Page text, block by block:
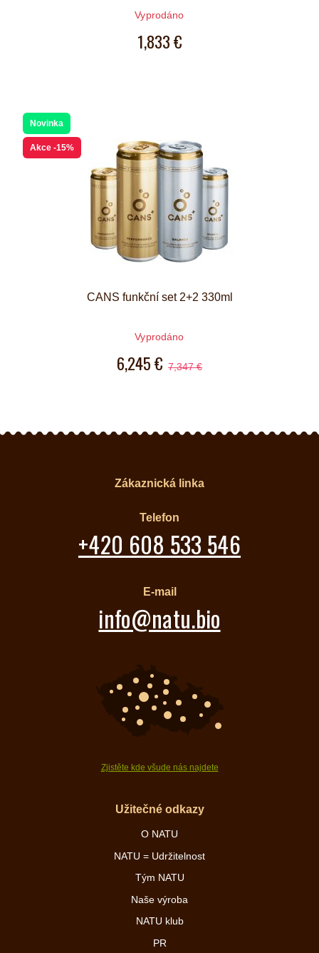
Vyprodáno
1,833 €
Novinka
Akce -15%
CANS funkční set 2+2 330ml
Vyprodáno
6,245 € 7,347 €
Zákaznická linka
Telefon
+420 608 533 546
E-mail
info@natu.bio
Zjistěte kde všude nás najdete
Užitečné odkazy
O NATU
NATU = Udržitelnost
Tým NATU
Naše výroba
NATU klub
PR